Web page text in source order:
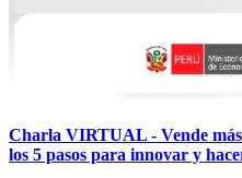
Charla VIRTUAL - Vende
los 5 pasos para innovar y